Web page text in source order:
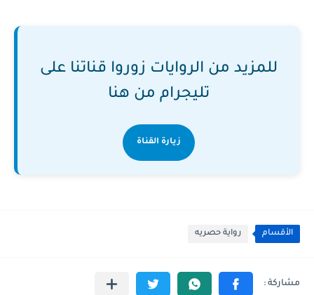
للمزيد من الروايات زوروا قناتنا على
تليجرام من هنا
زيارة القناة
الأقسام رواية حصريه